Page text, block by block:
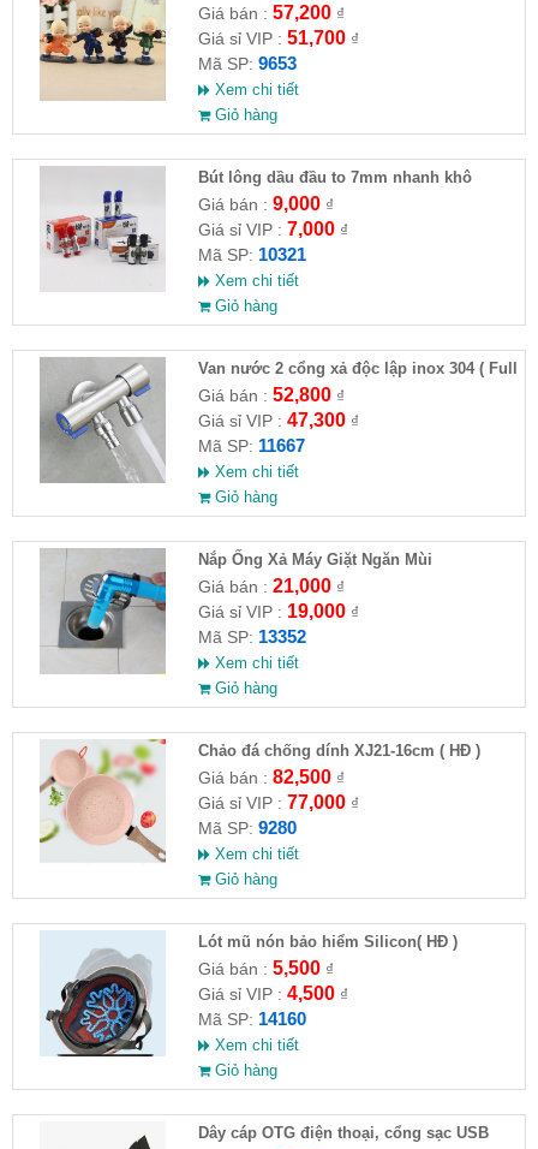
HĐ )
Giá bán : 57,200₫
Giá sỉ VIP : 51,700₫
Mã SP: 9653
Xem chi tiết
Giỏ hàng
Bút lông dầu đầu to 7mm nhanh khô
Giá bán : 9,000₫
Giá sỉ VIP : 7,000₫
Mã SP: 10321
Xem chi tiết
Giỏ hàng
Van nước 2 cổng xả độc lập inox 304 ( Full
VAT )
Giá bán : 52,800₫
Giá sỉ VIP : 47,300₫
Mã SP: 11667
Xem chi tiết
Giỏ hàng
Nắp Ống Xả Máy Giặt Ngăn Mùi
Giá bán : 21,000₫
Giá sỉ VIP : 19,000₫
Mã SP: 13352
Xem chi tiết
Giỏ hàng
Chảo đá chống dính XJ21-16cm ( HĐ )
Giá bán : 82,500₫
Giá sỉ VIP : 77,000₫
Mã SP: 9280
Xem chi tiết
Giỏ hàng
Lót mũ nón bảo hiểm Silicon( HĐ )
Giá bán : 5,500₫
Giá sỉ VIP : 4,500₫
Mã SP: 14160
Xem chi tiết
Giỏ hàng
Dây cáp OTG điện thoại, cổng sạc USB